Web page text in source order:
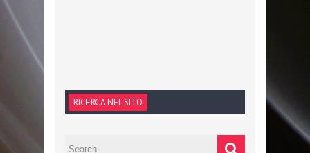
RICERCA NEL SITO